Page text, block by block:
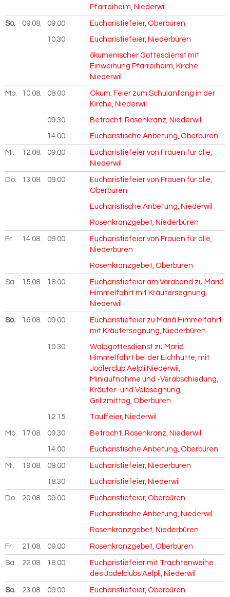
Pfarreiheim, Niederwil
So. 09.08. 2026
09.00 Eucharistiefeier, Oberbüren
10.30 Eucharistiefeier, Niederbüren
ökumenischer Gottesdienst mit
Einweihung Pfarreiheim, Kirche
Niederwil
Mo. 10.08. 2026
08.00
Ökum. Feier zum Schulanfang in der
Kirche, Niederwil
09.30 Betracht. Rosenkranz, Niederwil
14.00 Eucharistische Anbetung, Oberbüren
Mi. 12.08. 2026
09.00
Eucharistiefeier von Frauen für alle,
Niederwil
Do. 13.08. 2026
09.00
Eucharistiefeier von Frauen für alle,
Oberbüren
Eucharistische Anbetung, Niederwil
Rosenkranzgebet, Niederbüren
Fr. 14.08. 2026
09.00
Eucharistiefeier von Frauen für alle,
Niederbüren
Rosenkranzgebet, Oberbüren
Sa. 15.08. 2026
18.00
Eucharistiefeier am Vorabend zu Mariä
Himmelfahrt mit Kräutersegnung,
Niederwil
So. 16.08. 2026
09.00
Eucharistiefeier zu Mariä Himmelfahrt
mit Kräutersegnung, Niederbüren
10.30
Waldgottesdienst zu Mariä
Himmelfahrt bei der Eichhütte, mit
Jodlerclub Aelpli Niederwil,
Miniaufnahme und -Verabschiedung,
Kräuter- und Velosegnung,
Grillzmittag, Oberbüren
12.15 Tauffeier, Niederwil
Mo. 17.08. 2026
09.30 Betracht. Rosenkranz, Niederwil
14.00 Eucharistische Anbetung, Oberbüren
Mi. 19.08. 2026
09.00 Eucharistiefeier, Niederbüren
18.30 Eucharistiefeier, Niederwil
Do. 20.08. 2026
09.00 Eucharistiefeier, Oberbüren
Eucharistische Anbetung, Niederwil
Rosenkranzgebet, Niederbüren
Fr. 21.08. 2026
09.00 Rosenkranzgebet, Oberbüren
Sa. 22.08. 2026
18.00
Eucharistiefeier mit Trachtenweihe
des Jodelclubs Aelpli, Niederwil
So. 23.08. 2026
09.00 Eucharistiefeier, Oberbüren